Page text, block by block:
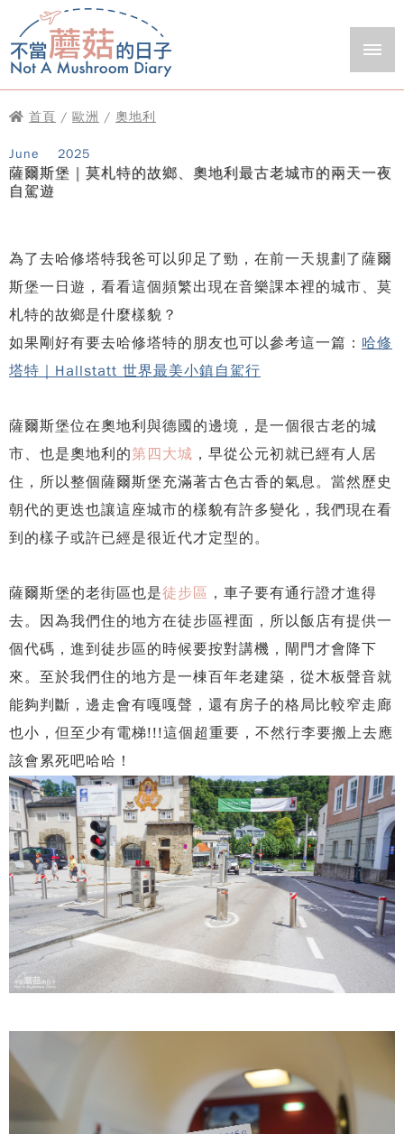
首頁 / 歐洲 / 奧地利
June 2025
薩爾斯堡｜莫札特的故鄉、奧地利最古老城市的兩天一夜
自駕遊
為了去哈修塔特我爸可以卯足了勁，在前一天規劃了薩爾
斯堡一日遊，看看這個頻繁出現在音樂課本裡的城市、莫
札特的故鄉是什麼樣貌？
如果剛好有要去哈修塔特的朋友也可以參考這一篇： 哈修
塔特｜Hallstatt 世界最美小鎮自駕行
薩爾斯堡位在奧地利與德國的邊境，是一個很古老的城
市、也是奧地利的第四大城 ，早從公元初就已經有人居
住，所以整個薩爾斯堡充滿著古色古香的氣息。當然歷史
朝代的更迭也讓這座城市的樣貌有許多變化，我們現在看
到的樣子或許已經是很近代才定型的。
薩爾斯堡的老街區也是徒步區 ，車子要有通行證才進得
去。因為我們住的地方在徒步區裡面，所以飯店有提供一
個代碼，進到徒步區的時候要按對講機，閘門才會降下
來。至於我們住的地方是一棟百年老建築，從木板聲音就
能夠判斷，邊走會有嘎嘎聲，還有房子的格局比較窄走廊
也小，但至少有電梯!!!這個超重要，不然行李要搬上去應
該會累死吧哈哈！